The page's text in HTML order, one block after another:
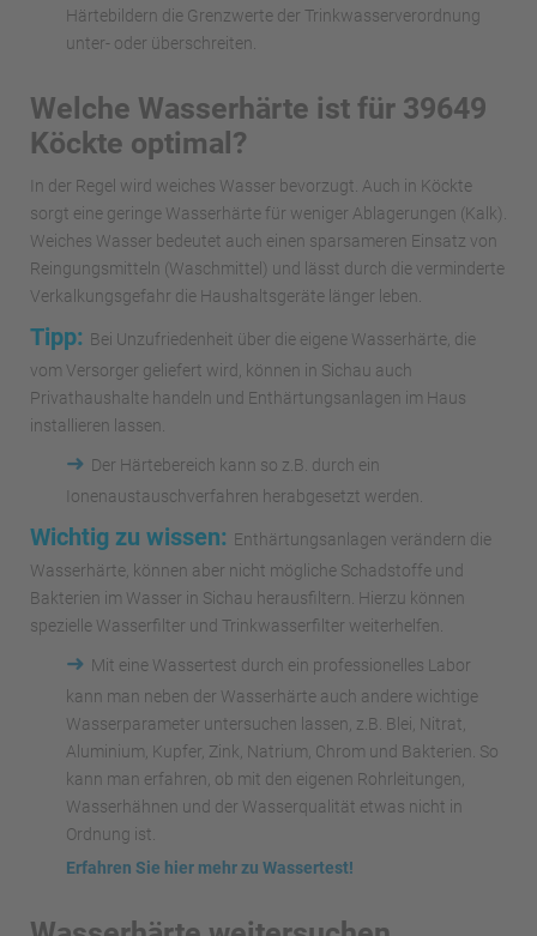
Härtebildern die Grenzwerte der Trinkwasserverordnung
unter- oder überschreiten.
Welche Wasserhärte ist für 39649
Köckte optimal?
In der Regel wird weiches Wasser bevorzugt. Auch in Köckte
sorgt eine geringe Wasserhärte für weniger Ablagerungen (Kalk).
Weiches Wasser bedeutet auch einen sparsameren Einsatz von
Reingungsmitteln (Waschmittel) und lässt durch die verminderte
Verkalkungsgefahr die Haushaltsgeräte länger leben.
Tipp: Bei Unzufriedenheit über die eigene Wasserhärte, die
vom Versorger geliefert wird, können in Sichau auch
Privathaushalte handeln und Enthärtungsanlagen im Haus
installieren lassen.
➜ Der Härtebereich kann so z.B. durch ein
Ionenaustauschverfahren herabgesetzt werden.
Wichtig zu wissen: Enthärtungsanlagen verändern die
Wasserhärte, können aber nicht mögliche Schadstoffe und
Bakterien im Wasser in Sichau herausfiltern. Hierzu können
spezielle Wasserfilter und Trinkwasserfilter weiterhelfen.
➜ Mit eine Wassertest durch ein professionelles Labor
kann man neben der Wasserhärte auch andere wichtige
Wasserparameter untersuchen lassen, z.B. Blei, Nitrat,
Aluminium, Kupfer, Zink, Natrium, Chrom und Bakterien. So
kann man erfahren, ob mit den eigenen Rohrleitungen,
Wasserhähnen und der Wasserqualität etwas nicht in
Ordnung ist.
Erfahren Sie hier mehr zu Wassertest!